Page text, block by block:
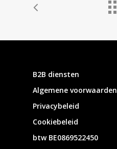
B2B diensten
Algemene voorwaarden
Privacybeleid
Cookiebeleid
btw BE0869522450